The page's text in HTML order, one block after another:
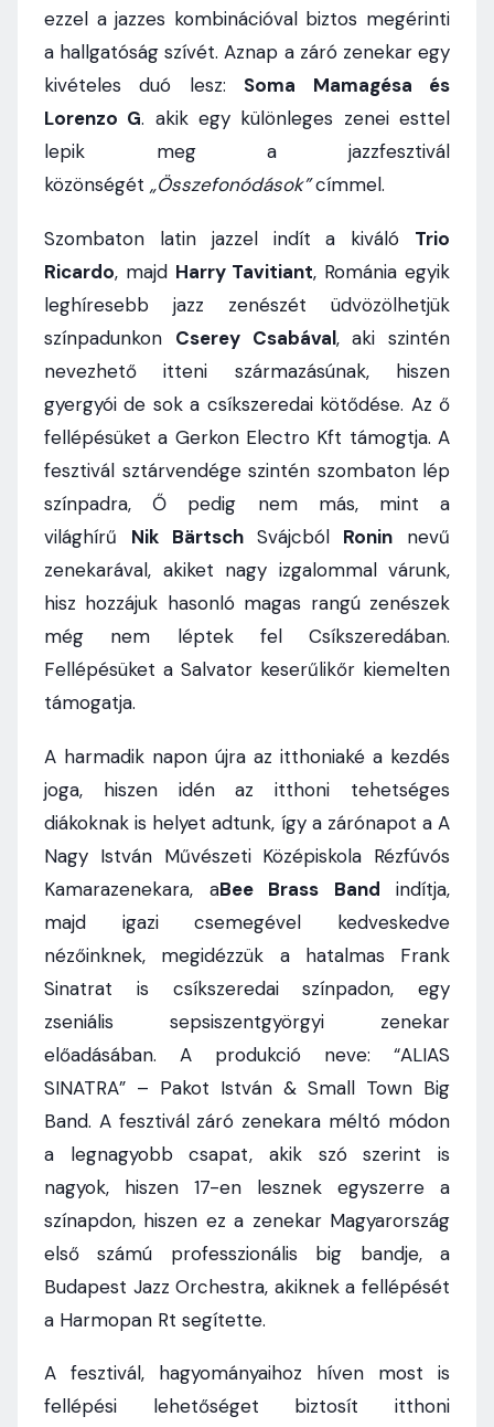
ezzel a jazzes kombinációval biztos megérinti
a hallgatóság szívét. Aznap a záró zenekar egy
kivételes duó lesz: Soma Mamagésa és
Lorenzo G. akik egy különleges zenei esttel
lepik meg a jazzfesztivál
közönségét „Összefonódások”címmel.
Szombaton latin jazzel indít a kiváló Trio
Ricardo, majd Harry Tavitiant, Románia egyik
leghíresebb jazz zenészét üdvözölhetjük
színpadunkon Cserey Csabával, aki szintén
nevezhető itteni származásúnak, hiszen
gyergyói de sok a csíkszeredai kötődése. Az ő
fellépésüket a Gerkon Electro Kft támogtja. A
fesztivál sztárvendége szintén szombaton lép
színpadra, Ő pedig nem más, mint a
világhírű Nik BärtschSvájcból Ronin nevű
zenekarával, akiket nagy izgalommal várunk,
hisz hozzájuk hasonló magas rangú zenészek
még nem léptek fel Csíkszeredában.
Fellépésüket a Salvator keserűlikőr kiemelten
támogatja.
A harmadik napon újra az itthoniaké a kezdés
joga, hiszen idén az itthoni tehetséges
diákoknak is helyet adtunk, így a zárónapot a A
Nagy István Művészeti Középiskola Rézfúvós
Kamarazenekara, aBee Brass Band indítja,
majd igazi csemegével kedveskedve
nézőinknek, megidézzük a hatalmas Frank
Sinatrat is csíkszeredai színpadon, egy
zseniális sepsiszentgyörgyi zenekar
előadásában. A produkció neve: “ALIAS
SINATRA” – Pakot István & Small Town Big
Band. A fesztivál záró zenekara méltó módon
a legnagyobb csapat, akik szó szerint is
nagyok, hiszen 17-en lesznek egyszerre a
színapdon, hiszen ez a zenekar Magyarország
első számú professzionális big bandje, a
Budapest Jazz Orchestra, akiknek a fellépését
a Harmopan Rt segítette.
A fesztivál, hagyományaihoz híven most is
fellépési lehetőséget biztosít itthoni